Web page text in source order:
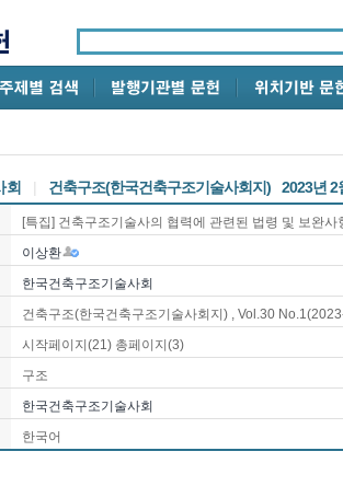
회 | 건축구조(한국건축구조기술사회지) 2023년 2
[특집] 건축구조기술사의 협력에 관련된 법령 및 보완사
이상환
한국건축구조기술사회
건축구조(한국건축구조기술사회지) , Vol.30 No.1
시작페이지(21) 총페이지(3)
구조
한국건축구조기술사회
한국어